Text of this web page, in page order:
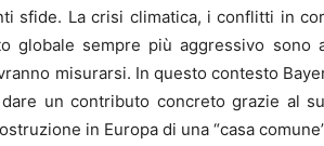
sfide. La crisi climatica, i conflitti in
globale sempre più aggressivo
misurarsi. In questo contesto
un contributo concreto grazie al
in Europa di una “casa